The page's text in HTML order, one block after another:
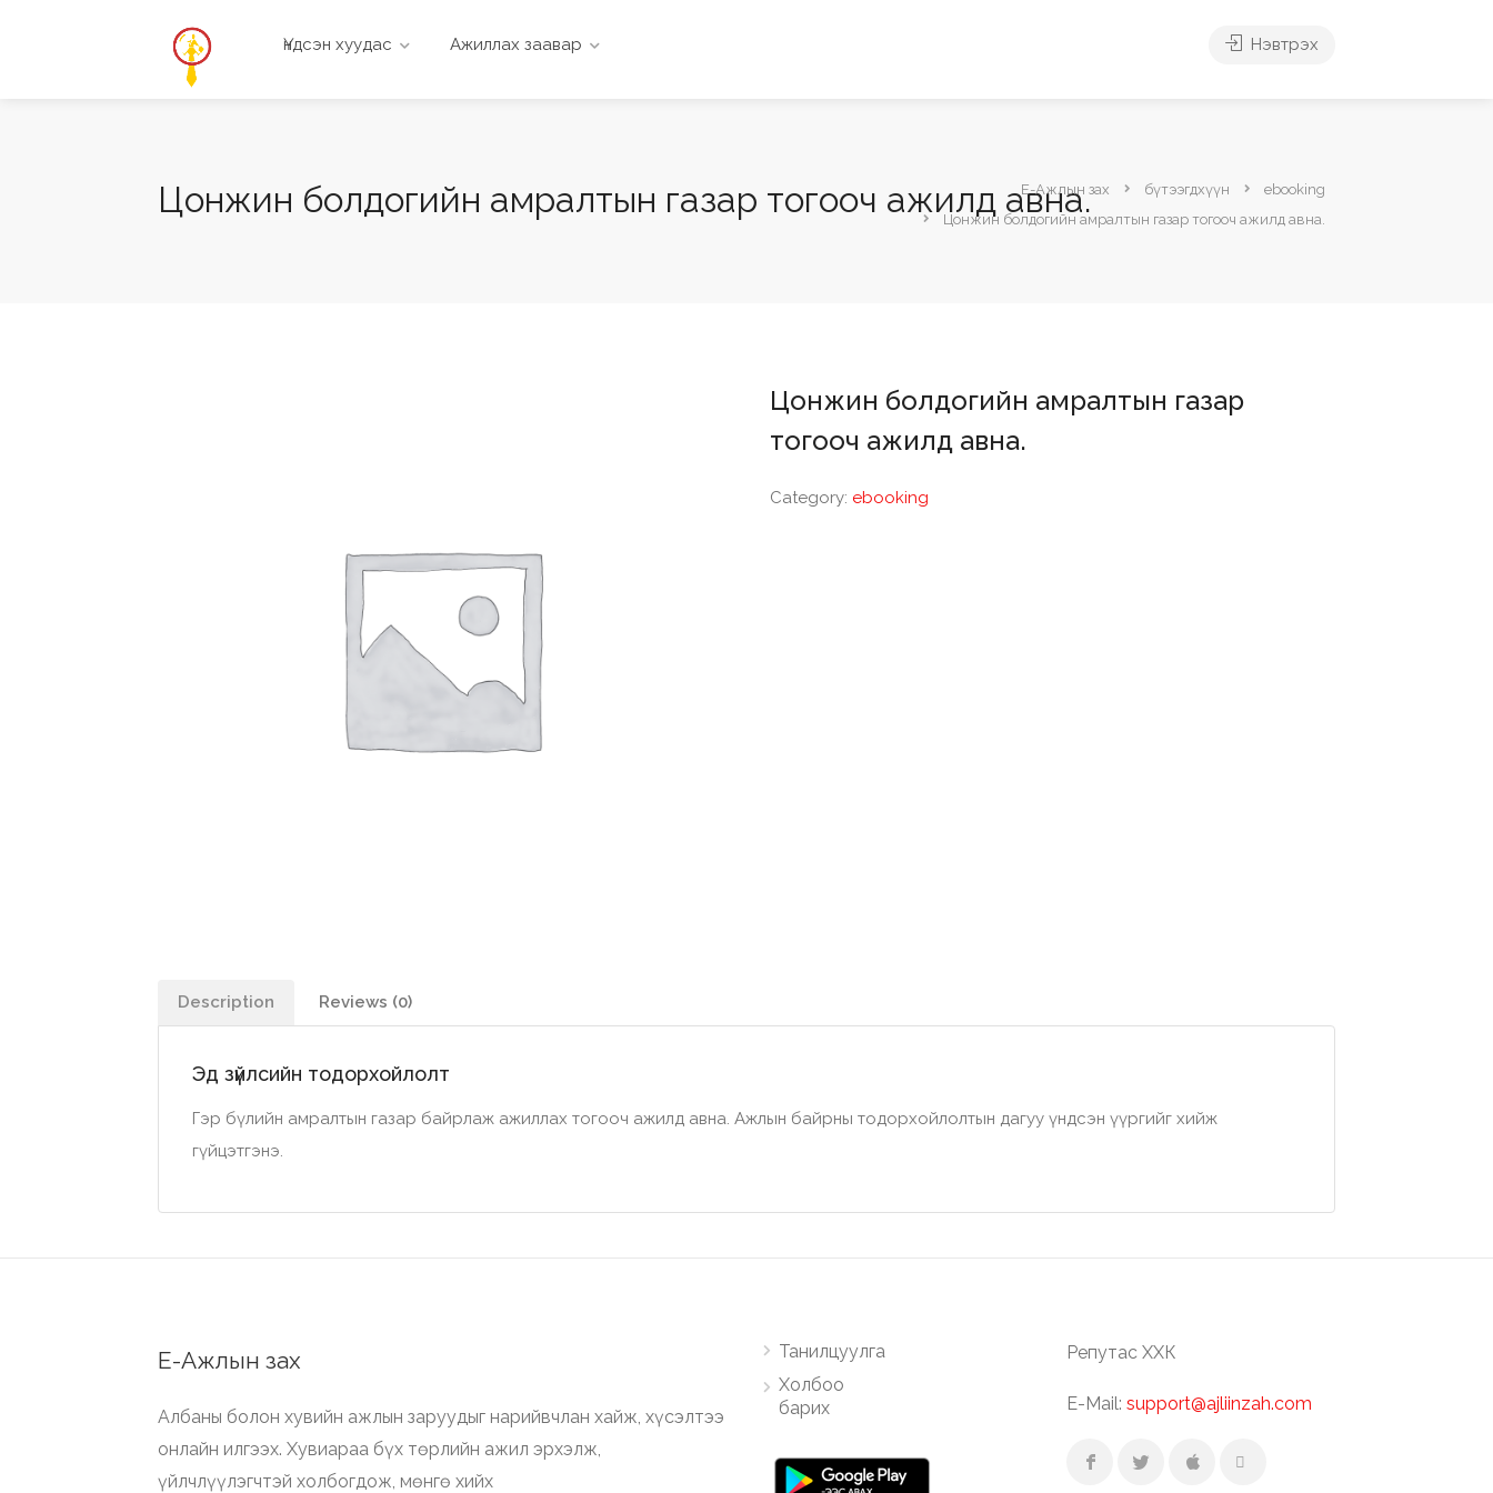
Үндсэн хуудас Ажиллах заавар Нэвтрэх
Цонжин болдогийн амралтын газар тогооч ажилд авна.
Е-Ажлын зах бүтээгдхүүн
ebooking
Цонжин болдогийн амралтын газар тогооч ажилд авна.
Цонжин болдогийн амралтын газар
тогооч ажилд авна.
Category: ebooking
Description Reviews (0)
Эд зүйлсийн тодорхойлолт
Гэр бүлийн амралтын газар байрлаж ажиллах тогооч ажилд авна. Ажлын байрны тодорхойлолтын дагуу үндсэн үүргийг хийж
гүйцэтгэнэ.
Е-Ажлын зах
Албаны болон хувийн ажлын заруудыг нарийвчлан хайж, хүсэлтээ
онлайн илгээх. Хувиараа бүх төрлийн ажил эрхэлж,
үйлчлүүлэгчтэй холбогдож, мөнгө хийх
Танилцуулга
Холбоо
барих
Репутас ХХК
E-Mail: support@ajliinzah.com